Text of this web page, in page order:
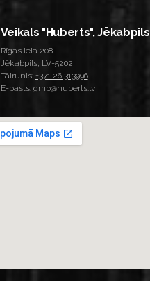
Veikals "Huberts", Jēkabpils
Rīgas iela 208
Jēkabpils, LV-5202
Tālrunis: +371 26 313996
E-pasts: gmb@huberts.lv